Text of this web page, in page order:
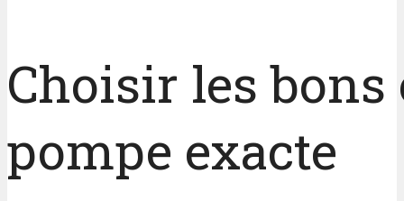
Choisir les
pompe exacte